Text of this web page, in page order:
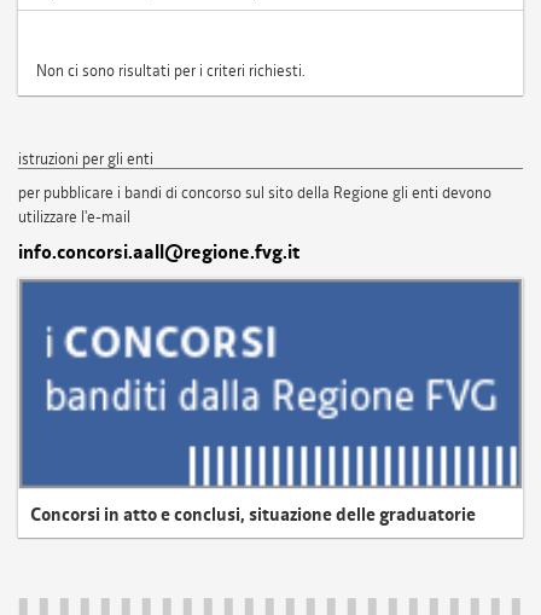
Non ci sono risultati per i criteri richiesti.
istruzioni per gli enti
per pubblicare i bandi di concorso sul sito della Regione gli enti devono
utilizzare l'e-mail
info.concorsi.aall@regione.fvg.it
Concorsi in atto e conclusi, situazione delle graduatorie